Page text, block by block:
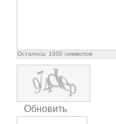
Осталось: 1000 символов
Обновить